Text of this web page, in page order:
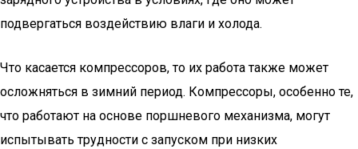
подвергаться воздействию влаги и холода.
Что касается компрессоров, то их работа также может
осложняться в зимний период. Компрессоры, особенно те,
что работают на основе поршневого механизма, могут
испытывать трудности с запуском при низких